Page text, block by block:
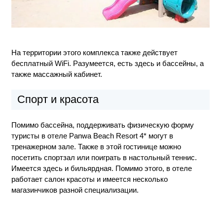
На территории этого комплекса также действует
бесплатный WiFi. Разумеется, есть здесь и бассейны, а
также массажный кабинет.
Спорт и красота
Помимо бассейна, поддерживать физическую форму
туристы в отеле Panwa Beach Resort 4* могут в
тренажерном зале. Также в этой гостинице можно
посетить спортзал или поиграть в настольный теннис.
Имеется здесь и бильярдная. Помимо этого, в отеле
работает салон красоты и имеется несколько
магазинчиков разной специализации.